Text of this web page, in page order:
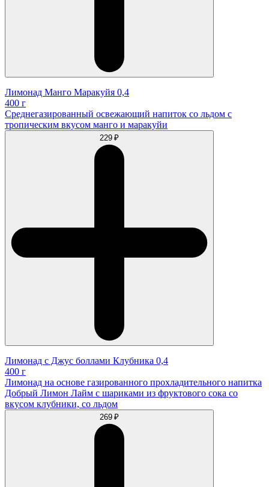
Лимонад Манго Маракуйя 0,4
400 г
Среднегазированный освежающий напиток со льдом с
тропическим вкусом манго и маракуйи
229 ₽
Лимонад с Джус боллами Клубника 0,4
400 г
Лимонад на основе газированного прохладительного напитка
Добрый Лимон Лайм с шариками из фруктового сока со
вкусом клубники, со льдом
269 ₽